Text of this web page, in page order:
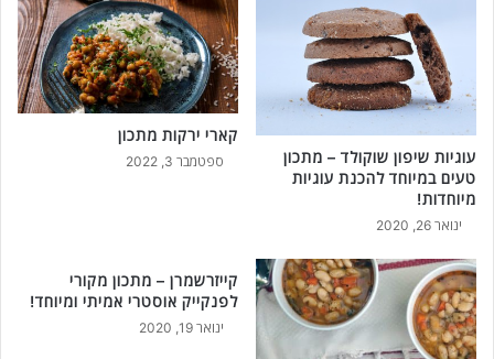
עוגיות שיפון שוקולד – מתכון
טעים במיוחד להכנת עוגיות
מיוחדות!
ינואר 26, 2020
קארי ירקות מתכון
ספטמבר 3, 2022
קייזרשמרן – מתכון מקורי
לפנקייק אוסטרי אמיתי ומיוחד!
ינואר 19, 2020